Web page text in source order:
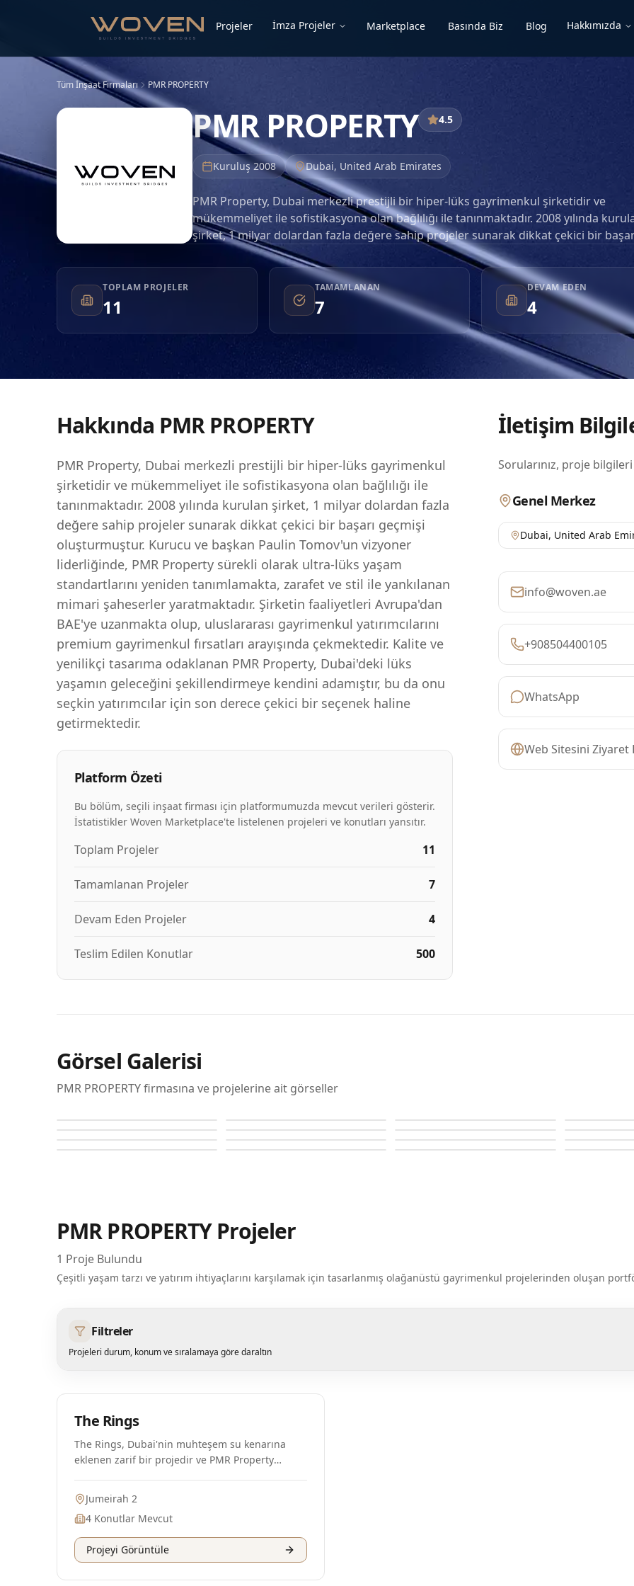
Projeler İmza Projeler Marketplace Basında Biz Blog Hakkımızda
Tüm İnşaat Firmaları PMR PROPERTY
PMR PROPERTY 4.5
Kuruluş 2008 Dubai, United Arab Emirates
PMR Property, Dubai merkezli prestijli bir hiper-lüks gayrimenkul şirketidir ve
mükemmeliyet ile sofistikasyona olan bağlılığı ile tanınmaktadır. 2008 yılında
şirket, 1 milyar dolardan fazla değere sahip projeler sunarak dikkat çekici bir
geçmişi oluşturmuştur. Kurucu ve başkan Paulin Tomov'un vizyoner liderliğinde,
Property sürekli olarak ultra-lüks yaşam standartlarını yeniden tanımlamakta,
stil ile yankılanan mimari şaheserler yaratmaktadır. Şirketin faaliyetleri Avrupa'dan
BAE'ye uzanmakta olup, uluslararası gayrimenkul yatırımcılarını premium
fırsatları arayışında çekmektedir. Kalite ve yenilikçi tasarıma odaklanan PMR
Dubai'deki lüks yaşamın geleceğini şekillendirmeye kendini adamıştır, bu da onu
yatırımcılar için son derece çekici bir seçenek haline getirmektedir.
TOPLAM PROJELER
11
TAMAMLANAN
7
DEVAM EDEN
4
Hakkında PMR PROPERTY
PMR Property, Dubai merkezli prestijli bir hiper-lüks gayrimenkul
şirketidir ve mükemmeliyet ile sofistikasyona olan bağlılığı ile
tanınmaktadır. 2008 yılında kurulan şirket, 1 milyar dolardan fazla
değere sahip projeler sunarak dikkat çekici bir başarı geçmişi
oluşturmuştur. Kurucu ve başkan Paulin Tomov'un vizyoner
liderliğinde, PMR Property sürekli olarak ultra-lüks yaşam
standartlarını yeniden tanımlamakta, zarafet ve stil ile yankılanan
mimari şaheserler yaratmaktadır. Şirketin faaliyetleri Avrupa'dan
BAE'ye uzanmakta olup, uluslararası gayrimenkul yatırımcılarını
premium gayrimenkul fırsatları arayışında çekmektedir. Kalite ve
yenilikçi tasarıma odaklanan PMR Property, Dubai'deki lüks
yaşamın geleceğini şekillendirmeye kendini adamıştır, bu da onu
seçkin yatırımcılar için son derece çekici bir seçenek haline
getirmektedir.
Platform Özeti
Bu bölüm, seçili inşaat firması için platformumuzda mevcut verileri gösterir.
İstatistikler Woven Marketplace'te listelenen projeleri ve konutları yansıtır.
Toplam Projeler 11
Tamamlanan Projeler 7
Devam Eden Projeler 4
Teslim Edilen Konutlar 500
İletişim
Sorularınız, proje
Genel Merkez
Dubai, United Arab
info@woven.ae
+908504400105
WhatsApp
Web Sitesini Ziyaret
Görsel Galerisi
PMR PROPERTY firmasına ve projelerine ait görseller
The Rings The Rings The Rings
The Rings
The Rings
The Rings The Rings
The Rings
The Rings
The Rings The Rings
The Rings
PMR PROPERTY Projeler
1 Proje Bulundu
Çeşitli yaşam tarzı ve yatırım ihtiyaçlarını karşılamak için tasarlanmış olağanüstü gayrimenkul projelerinden oluşan
Filtreler
Projeleri durum, konum ve sıralamaya göre daraltın
The Rings
The Rings, Dubai'nin muhteşem su kenarına
eklenen zarif bir projedir ve PMR Property
12 özel birim içeren iki dikkat çekici alçak katlı
bina sunmaktadır. Dünyaca ünlü tasarımlarıyla
tanınan Foster + Partners tarafından tasarlanan
The Rings, sadece bir konut projesi değil, aynı
zamanda mimarlık harikasıdır. Bu olağanüstü
Jumeirah 2
4 Konutlar Mevcut
Projeyi Görüntüle